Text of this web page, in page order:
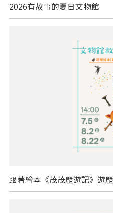
2026有故事的夏日文物館
跟著繪本《茂茂歷遊記》遊